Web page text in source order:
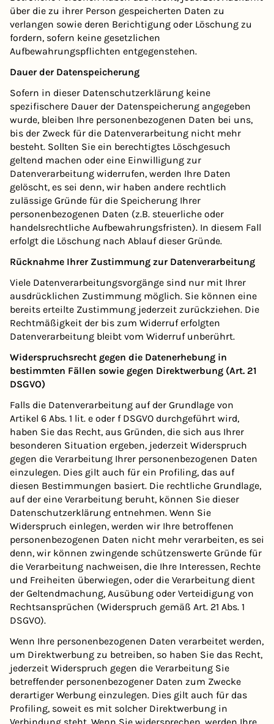
über die zu ihrer Person gespeicherten Daten zu
verlangen sowie deren Berichtigung oder Löschung zu
fordern, sofern keine gesetzlichen
Aufbewahrungspflichten entgegenstehen.
Dauer der Datenspeicherung
Sofern in dieser Datenschutzerklärung keine
spezifischere Dauer der Datenspeicherung angegeben
wurde, bleiben Ihre personenbezogenen Daten bei uns,
bis der Zweck für die Datenverarbeitung nicht mehr
besteht. Sollten Sie ein berechtigtes Löschgesuch
geltend machen oder eine Einwilligung zur
Datenverarbeitung widerrufen, werden Ihre Daten
gelöscht, es sei denn, wir haben andere rechtlich
zulässige Gründe für die Speicherung Ihrer
personenbezogenen Daten (z.B. steuerliche oder
handelsrechtliche Aufbewahrungsfristen). In diesem Fall
erfolgt die Löschung nach Ablauf dieser Gründe.
Rücknahme Ihrer Zustimmung zur Datenverarbeitung
Viele Datenverarbeitungsvorgänge sind nur mit Ihrer
ausdrücklichen Zustimmung möglich. Sie können eine
bereits erteilte Zustimmung jederzeit zurückziehen. Die
Rechtmäßigkeit der bis zum Widerruf erfolgten
Datenverarbeitung bleibt vom Widerruf unberührt.
Widerspruchsrecht gegen die Datenerhebung in
bestimmten Fällen sowie gegen Direktwerbung (Art. 21
DSGVO)
Falls die Datenverarbeitung auf der Grundlage von
Artikel 6 Abs. 1 lit. e oder f DSGVO durchgeführt wird,
haben Sie das Recht, aus Gründen, die sich aus Ihrer
besonderen Situation ergeben, jederzeit Widerspruch
gegen die Verarbeitung Ihrer personenbezogenen Daten
einzulegen. Dies gilt auch für ein Profiling, das auf
diesen Bestimmungen basiert. Die rechtliche Grundlage,
auf der eine Verarbeitung beruht, können Sie dieser
Datenschutzerklärung entnehmen. Wenn Sie
Widerspruch einlegen, werden wir Ihre betroffenen
personenbezogenen Daten nicht mehr verarbeiten, es sei
denn, wir können zwingende schützenswerte Gründe für
die Verarbeitung nachweisen, die Ihre Interessen, Rechte
und Freiheiten überwiegen, oder die Verarbeitung dient
der Geltendmachung, Ausübung oder Verteidigung von
Rechtsansprüchen (Widerspruch gemäß Art. 21 Abs. 1
DSGVO).
Wenn Ihre personenbezogenen Daten verarbeitet werden,
um Direktwerbung zu betreiben, so haben Sie das Recht,
jederzeit Widerspruch gegen die Verarbeitung Sie
betreffender personenbezogener Daten zum Zwecke
derartiger Werbung einzulegen. Dies gilt auch für das
Profiling, soweit es mit solcher Direktwerbung in